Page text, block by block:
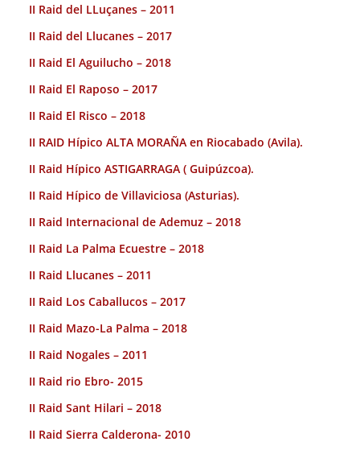
II Raid del LLuçanes – 2011
II Raid del Llucanes – 2017
II Raid El Aguilucho – 2018
II Raid El Raposo – 2017
II Raid El Risco – 2018
II RAID Hípico ALTA MORAÑA en Riocabado (Avila).
II Raid Hípico ASTIGARRAGA ( Guipúzcoa).
II Raid Hípico de Villaviciosa (Asturias).
II Raid Internacional de Ademuz – 2018
II Raid La Palma Ecuestre – 2018
II Raid Llucanes – 2011
II Raid Los Caballucos – 2017
II Raid Mazo-La Palma – 2018
II Raid Nogales – 2011
II Raid rio Ebro- 2015
II Raid Sant Hilari – 2018
II Raid Sierra Calderona- 2010